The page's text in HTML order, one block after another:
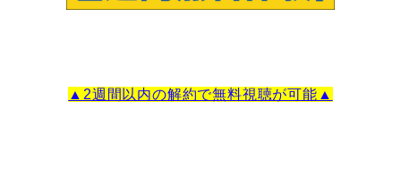
▲2週間以内の解約で無料視聴が可能▲